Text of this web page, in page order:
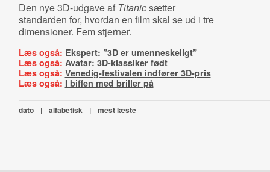
Den nye 3D-udgave af Titanicsætter
standarden for, hvordan en film skal se ud i tre
dimensioner. Fem stjerner.
Læs også: Ekspert: ”3D er umenneskeligt”
Læs også: Avatar: 3D-klassiker født
Læs også: Venedig-festivalen indfører 3D-pris
Læs også: I biffen med briller på
dato | alfabetisk | mest læste